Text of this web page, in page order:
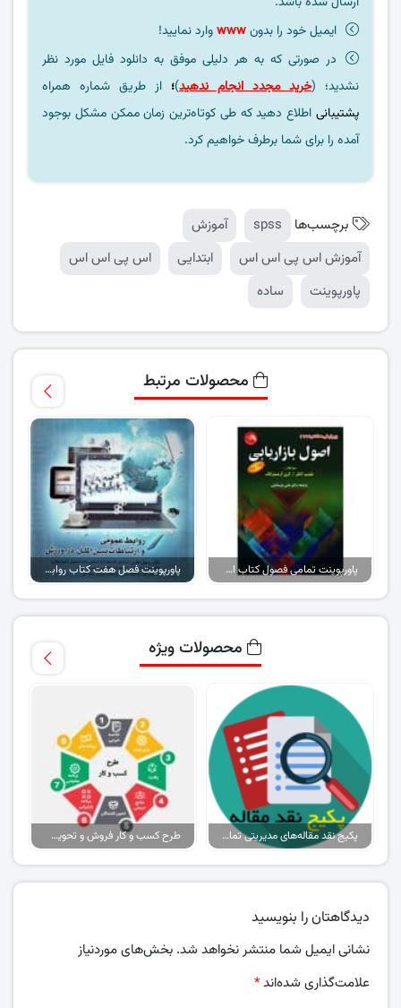
ایمیل خود را بدونwwwوارد نمایید!
در صورتی که به هر دلیلی موفق به دانلود فایل مورد نظر
نشدید؛ (خرید مجدد انجام ندهید)؛ از طریق شماره همراه
پشتیبانی اطلاع دهید که طی کوتاه‌ترین زمان ممکن مشکل بوجود
آمده را برای شما برطرف خواهیم کرد.
برچسب‌ها spss
آموزش
آموزش اس پی اس اس
ابتدایی
اس پی اس اس
پاورپوینت
ساده
محصولات مرتبط
پاورپوینت تمامی فصول کتاب اصول بازاریابی (نسخه ۱) پاورپوینت فصل هفت کتاب روابط عمومی و ارتباطات بین الملل در ورزش
محصولات ویژه
پکیج نقد مقاله‌های مدیریتی تمام گرایش‌ها طرح کسب و کار فروش و تحویل پیتزا در ایران
دیدگاهتان را بنویسید
نشانی ایمیل شما منتشر نخواهد شد. بخش‌های موردنیاز
علامت‌گذاری شده‌اند*